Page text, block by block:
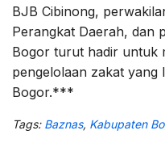
BJB Cibinong,
Perangkat Daerah, dan
Bogor turut hadir untuk
pengelolaan zakat yang
Bogor.***
Tags: Baznas, Kabupaten